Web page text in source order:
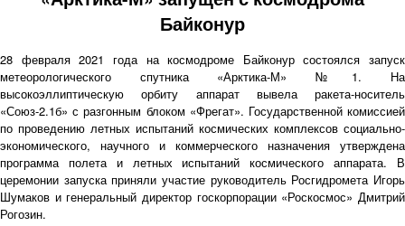
Байконур
28 февраля 2021 года на космодроме Байконур состоялся запуск
метеорологического спутника «Арктика-М» №1. На
высокоэллиптическую орбиту аппарат вывела ракета-носитель
«Союз-2.1б» с разгонным блоком «Фрегат». Государственной комиссией
по проведению летных испытаний космических комплексов социально-
экономического, научного и коммерческого назначения утверждена
программа полета и летных испытаний космического аппарата. В
церемонии запуска приняли участие руководитель Росгидромета Игорь
Шумаков и генеральный директор госкорпорации «Роскосмос» Дмитрий
Рогозин.